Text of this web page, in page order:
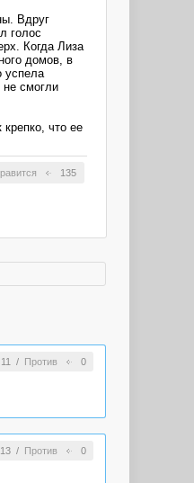
Вдруг
голос
Когда Лиза
домов, в
успела
не смогли
что ее
135
11 / Против 0
13/ Против 0